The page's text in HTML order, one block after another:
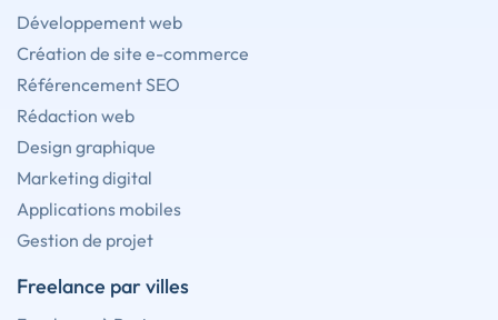
Développement web
Création de site e-commerce
Référencement SEO
Rédaction web
Design graphique
Marketing digital
Applications mobiles
Gestion de projet
Freelance par villes